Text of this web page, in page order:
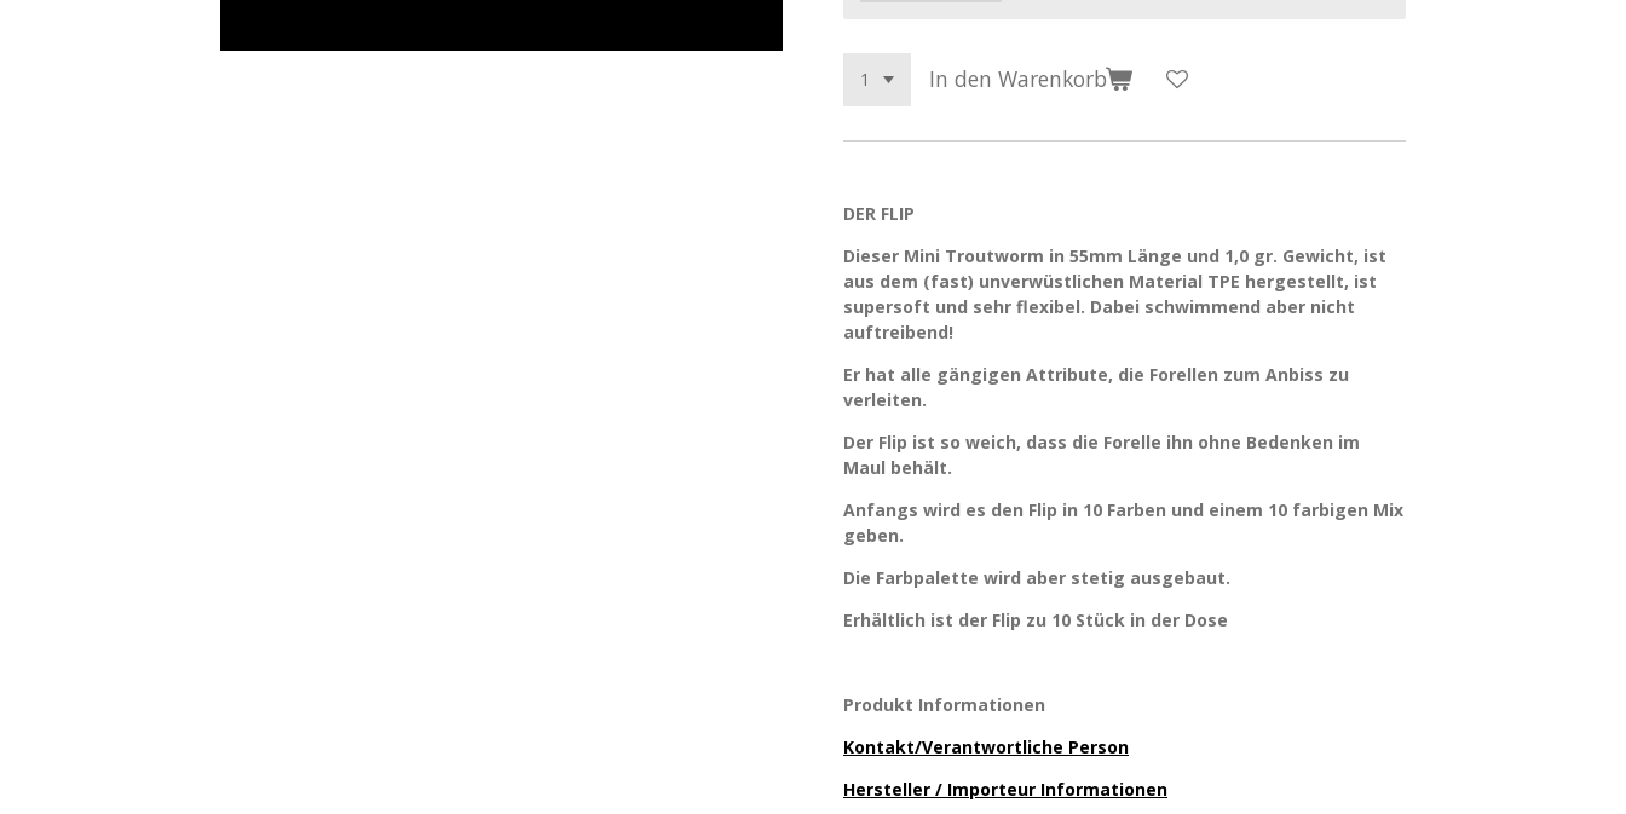
In den Warenkorb
DER FLIP
Dieser Mini Troutworm in 55mm Länge und 1,0 gr. Gewicht, ist
aus dem (fast) unverwüstlichen Material TPE hergestellt, ist
supersoft und sehr flexibel. Dabei schwimmend aber nicht
auftreibend!
Er hat alle gängigen Attribute, die Forellen zum Anbiss zu
verleiten.
Der Flip ist so weich, dass die Forelle ihn ohne Bedenken im
Maul behält.
Anfangs wird es den Flip in 10 Farben und einem 10 farbigen Mix
geben.
Die Farbpalette wird aber stetig ausgebaut.
Erhältlich ist der Flip zu 10 Stück in der Dose
Produkt Informationen
Kontakt/Verantwortliche Person
Hersteller / Importeur Informationen